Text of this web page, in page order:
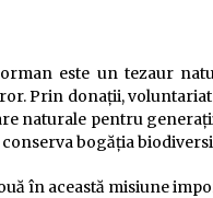
este un tezaur
Prin donații,
naturale pentru
bogăția
în această misiune